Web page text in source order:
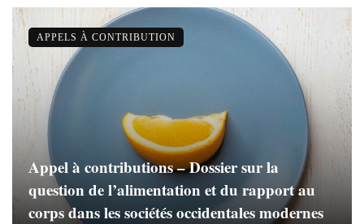
Appel à contributions – Dossier sur la
question de l’alimentation et du rapport au
corps dans les sociétés occidentales modernes
APPELS À CONTRIBUTION